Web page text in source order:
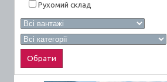
Рухомий склад